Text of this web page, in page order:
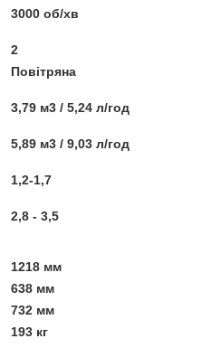
3000 об/хв
2
Повітряна
3,79 м3 / 5,24 л/год
5,89 м3 / 9,03 л/год
1,2-1,7
2,8 - 3,5
1218 мм
638 мм
732 мм
193 кг